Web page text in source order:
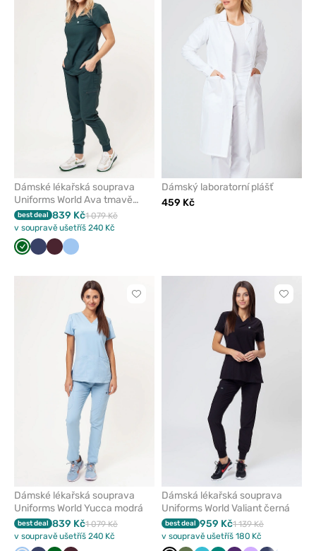
Dámské lékařská souprava
Uniforms World Ava tmavě
zelená
best deal 839 Kč1 079 Kč
v soupravě ušetříš 240 Kč
TmavěNámořnická
Burgundová
Modrá
Dámský laboratorní plášť
459 Kč
Kliknutím
Dámské lékařská souprava
Uniforms World Yucca modrá
best deal 839 Kč1 079 Kč
v soupravě ušetříš 240 Kč
Dámská lékařská souprava
Uniforms World Valiant černá
best deal 959 Kč1 139 Kč
v soupravě ušetříš 180 Kč